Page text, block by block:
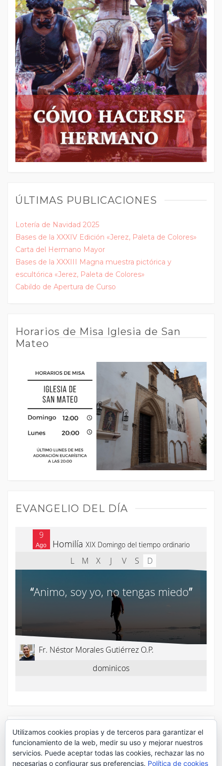
ÚLTIMAS PUBLICACIONES
Lotería de Navidad 2025
Bases de la XXXIV Edición «Jerez, Paleta de Colores»
Carta del Hermano Mayor
Bases de la XXXIII Magna muestra pictórica y
escultórica «Jerez, Paleta de Colores»
Cabildo de Apertura de Curso
Horarios de Misa Iglesia de San
Mateo
EVANGELIO DEL DÍA
¡Síguenos en Twitter!
Mis tuits
Utilizamos cookies propias y de terceros para garantizar el
funcionamiento de la web, medir su uso y mejorar nuestros
servicios. Puede aceptar todas las cookies, rechazar las no
necesarias o configurar sus preferencias. Política de cookies